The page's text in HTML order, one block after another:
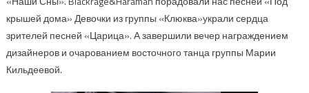
крышей дома»Девочки из группы «Клюква»украли сердца
зрителей песней «Царица». А завершили вечер награждением
дизайнеров и очарованием восточного танца группы Марии
Кильдеевой.